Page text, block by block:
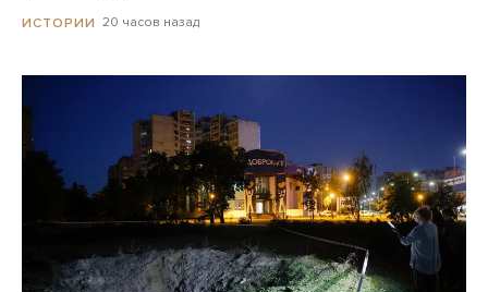
ИСТОРИИ 20 часов назад